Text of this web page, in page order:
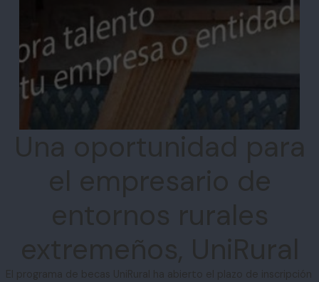
Una oportunidad para
el empresario de
entornos rurales
extremeños, UniRural
El programa de becas UniRural ha abierto el plazo de inscripción